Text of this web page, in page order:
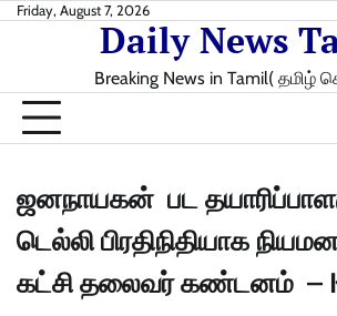
SkipFriday, August 7, 2026
Daily News
Breaking News in Tamil( தமிழ்
ஜனநாயகன் பட
டெல்லி பிரதிநிதியாக
கட்சி தலைவர் கண்டனம் –